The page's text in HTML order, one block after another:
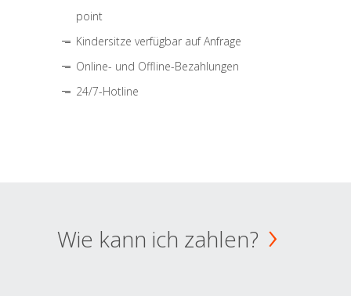
point
Kindersitze verfügbar auf Anfrage
Online- und Offline-Bezahlungen
24/7-Hotline
Wie kann ich zahlen?